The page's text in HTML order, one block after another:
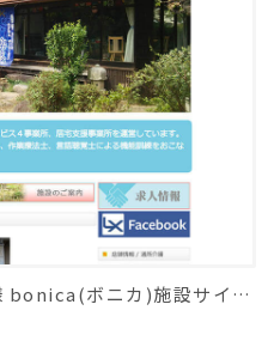
株式会社Luxem(ラクセム)様 bonica(ボニカ)施設サイト制作